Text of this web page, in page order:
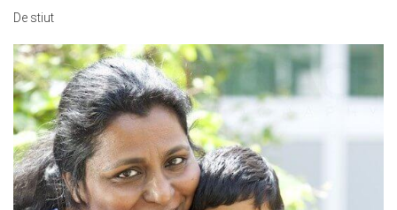
De stiut